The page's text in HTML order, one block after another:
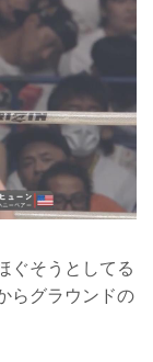
ぐそうとしてる
らグラウンドの